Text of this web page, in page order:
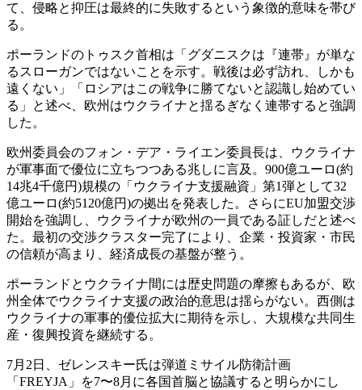
て、侵略と抑圧は最終的に失敗するという象徴的意味を帯び
る。
ポーランドのトゥスク首相は「グダニスクは『連帯』が単な
るスローガンではないことを示す。戦後は必ず訪れ、しかも
遠くない」「ロシアはこの戦争に勝てないと認識し始めてい
る」と述べ、欧州はウクライナと揺るぎなく連帯すると強調
した。
欧州委員会のフォン・デア・ライエン委員長は、ウクライナ
が軍事面で優位に立ちつつある兆しに言及。900億ユーロ(約
14兆4千億円)規模の「ウクライナ支援融資」第1弾として32
億ユーロ(約5120億円)の拠出を発表した。さらにEU加盟交渉
開始を強調し、ウクライナが欧州の一員である証しだと述べ
た。最初の交渉クラスター完了により、企業・投資家・市民
の信頼が高まり、経済成長の基盤が整う。
ポーランドとウクライナ間には歴史問題の摩擦もあるが、欧
州全体でウクライナ支援の政治的意思は揺らがない。西側は
ウクライナの軍事的優位拡大に期待を示し、大規模な共同生
産・復興投資を継続する。
7月2日、ゼレンスキー氏は弾道ミサイル防衛計画
「FREYJA」を7〜8月に各国首脳と協議すると明らかにし